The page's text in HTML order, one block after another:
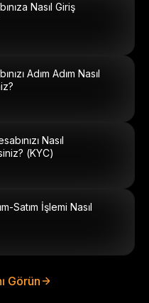
Nasıl Giriş
Adım Adım Nasıl
Nasıl
(KYC)
Satım İşlemi Nasıl
Görün